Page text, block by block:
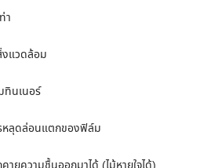
า
แวดล้อม
ทินเนอร์
หลุดล่อนแตกของฟิล์ม